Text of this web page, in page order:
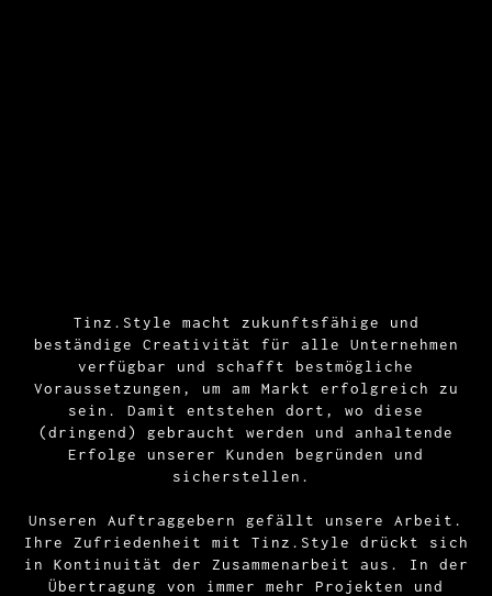
Tinz.Style macht zukunftsfähige und
beständige Creativität für alle Unternehmen
verfügbar und schafft bestmögliche
Voraussetzungen, um am Markt erfolgreich zu
sein. Damit entstehen dort, wo diese
(dringend) gebraucht werden und anhaltende
Erfolge unserer Kunden begründen und
sicherstellen.
Unseren Auftraggebern gefällt unsere Arbeit.
Ihre Zufriedenheit mit Tinz.Style drückt sich
in Kontinuität der Zusammenarbeit aus. In der
Übertragung von immer mehr Projekten und